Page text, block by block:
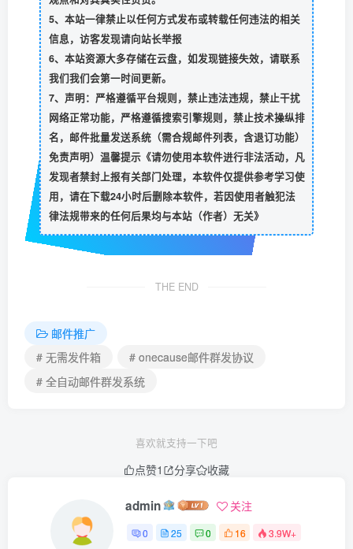
5、本站一律禁止以任何方式发布或转载任何违法的相关
信息，访客发现请向站长举报
6、本站资源大多存储在云盘，如发现链接失效，请联系
我们我们会第一时间更新。
7、声明：严格遵循平台规则，禁止违法违规，禁止干扰
网络正常功能，严格遵循搜索引擎规则，禁止技术操纵排
名，邮件批量发送系统（需合规邮件列表，含退订功能）
免责声明）温馨提示《请勿使用本软件进行非法活动，凡
发现者禁封上报有关部门处理，本软件仅提供参考学习使
用，请在下载24小时后删除本软件，若因使用者触犯法
律法规带来的任何后果均与本站（作者）无关》
THE END
邮件推广
# 无需发件箱
# onecause邮件群发协议
# 全自动邮件群发系统
喜欢就支持一下吧
点赞1 分享 收藏
admin 关注
0 25 0 16 3.9W+